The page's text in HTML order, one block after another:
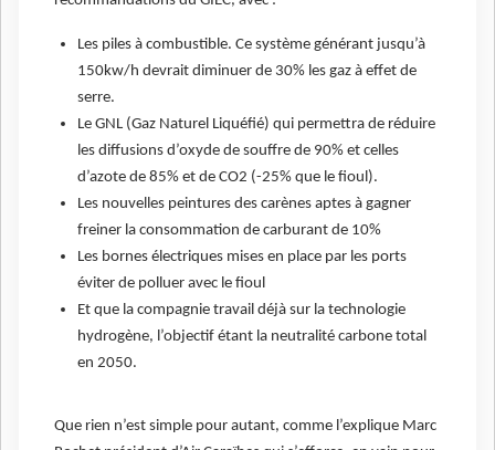
Les piles à combustible. Ce système générant jusqu’à
150kw/h devrait diminuer de 30% les gaz à effet de
serre.
Le GNL (Gaz Naturel Liquéfié) qui permettra de réduire
les diffusions d’oxyde de souffre de 90% et celles
d’azote de 85% et de CO2 (-25% que le fioul).
Les nouvelles peintures des carènes aptes à gagner
freiner la consommation de carburant de 10%
Les bornes électriques mises en place par les ports
éviter de polluer avec le fioul
Et que la compagnie travail déjà sur la technologie
hydrogène, l’objectif étant la neutralité carbone total
en 2050.
Que rien n’est simple pour autant, comme l’explique Marc